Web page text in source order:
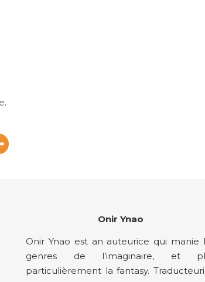
Onir Ynao
Onir Ynao est an auteurice qui manie
genres de l’imaginaire, et
particulièrement la fantasy.